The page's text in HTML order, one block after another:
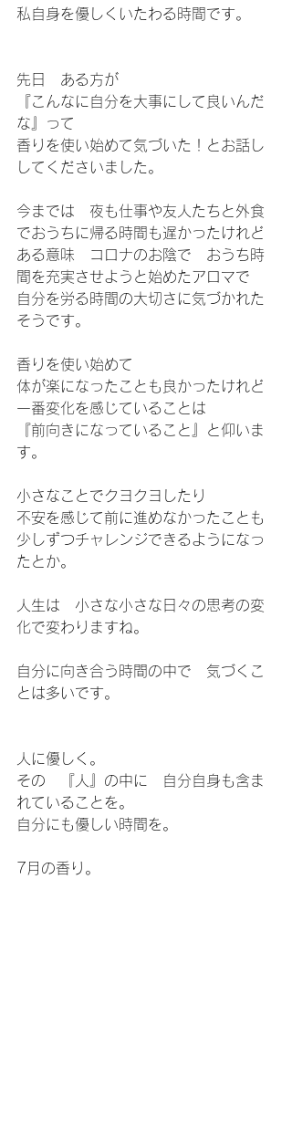
私自身を優しくいたわる時間です。
先日　ある方が
『こんなに自分を大事にして良いんだ
な』って
香りを使い始めて気づいた！とお話し
してくださいました。
今までは　夜も仕事や友人たちと外食
でおうちに帰る時間も遅かったけれど
ある意味　コロナのお陰で　おうち時
間を充実させようと始めたアロマで
自分を労る時間の大切さに気づかれた
そうです。
香りを使い始めて
体が楽になったことも良かったけれど
一番変化を感じていることは
『前向きになっていること』と仰いま
す。
小さなことでクヨクヨしたり
不安を感じて前に進めなかったことも
少しずつチャレンジできるようになっ
たとか。
人生は　小さな小さな日々の思考の変
化で変わりますね。
自分に向き合う時間の中で　気づくこ
とは多いです。
人に優しく。
その　『人』の中に　自分自身も含ま
れていることを。
自分にも優しい時間を。
7月の香り。